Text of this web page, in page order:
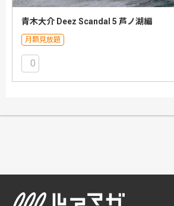
青木大介 Deez Scandal 5 芦ノ湖編
月額見放題
0